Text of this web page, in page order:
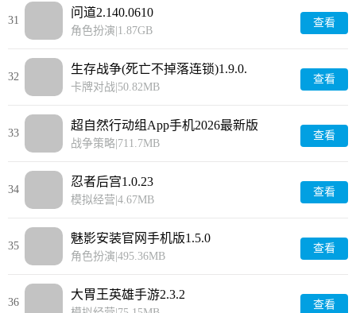
31
问道2.140.0610
角色扮演 1.87GB
查看
32
生存战争(死亡不掉落连锁)1.9.0.
卡牌对战 50.82MB
查看
33
超自然行动组App手机2026最新版
1.27.20.001
战争策略 711.7MB
查看
34
忍者后宫1.0.23
模拟经营 4.67MB
查看
35
魅影安装官网手机版1.5.0
角色扮演 495.36MB
查看
36
大胃王英雄手游2.3.2
查看